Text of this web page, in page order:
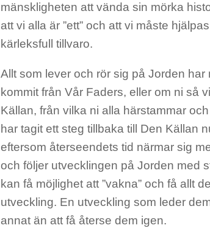
mänskligheten att vända sin mörka
att vi alla är ”ett” och att vi måste
kärleksfull tillvaro.
Allt som lever och rör sig på Jorden
kommit från Vår Faders, eller om ni så
Källan, från vilka ni alla härstammar
har tagit ett steg tillbaka till Den Källan
eftersom återseendets tid närmar sig
och följer utvecklingen på Jorden med
kan få möjlighet att ”vakna” och få allt
utveckling. En utveckling som leder
annat än att få återse dem igen.